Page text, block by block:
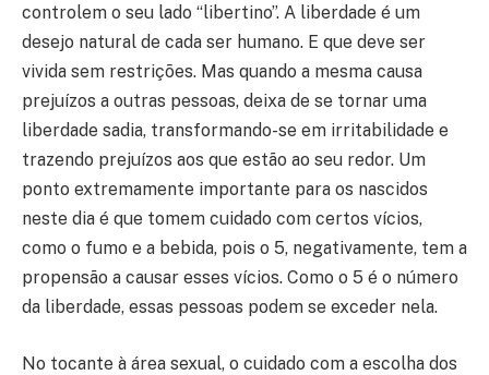
controlem o seu lado “libertino”. A liberdade é um
desejo natural de cada ser humano. E que deve ser
vivida sem restrições. Mas quando a mesma causa
prejuízos a outras pessoas, deixa de se tornar uma
liberdade sadia, transformando-se em irritabilidade e
trazendo prejuízos aos que estão ao seu redor. Um
ponto extremamente importante para os nascidos
neste dia é que tomem cuidado com certos vícios,
como o fumo e a bebida, pois o 5, negativamente, tem a
propensão a causar esses vícios. Como o 5 é o número
da liberdade, essas pessoas podem se exceder nela.
No tocante à área sexual, o cuidado com a escolha dos